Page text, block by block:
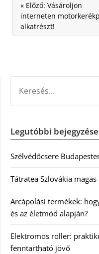
« Előző: Vásároljon
interneten
alkatrészt!
Legutóbbi
Szélvédőcsere
Tátratea Szlovákia
Arcápolási termékek:
és az életmód alapján?
Elektromos roller:
fenntartható jövő